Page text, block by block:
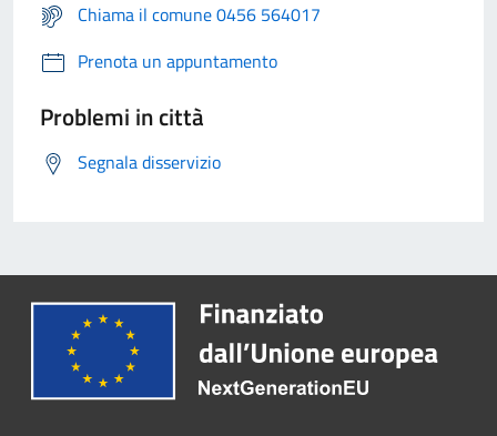
Chiama il comune 0456 564017
Prenota un appuntamento
Problemi in città
Segnala disservizio